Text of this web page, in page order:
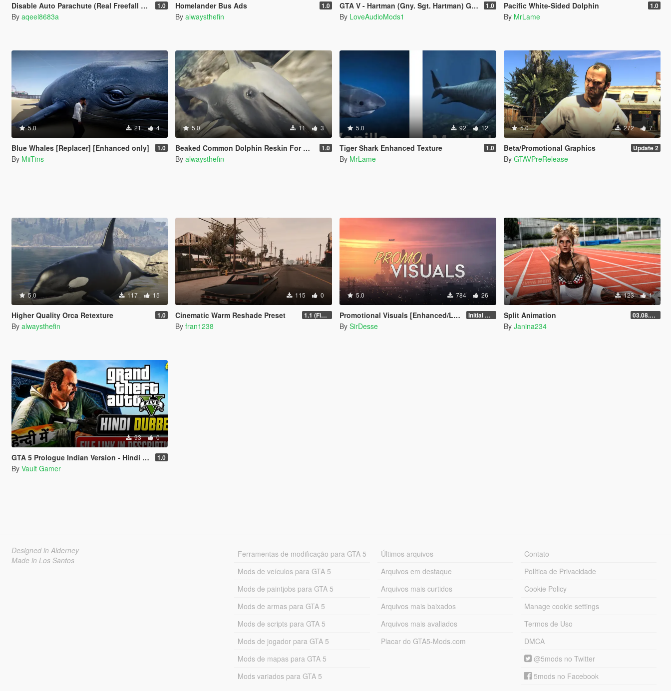
Disable Auto Parachute (Real Freefall Fix) 1.0
By aqeel8683a
Homelander Bus Ads 1.0
By alwaysthefin
GTA V - Hartman (Gny. Sgt. Hartman) German 1.0
By LoveAudioMods1
Pacific White-Sided Dolphin 1.0
By MrLame
5.0 21 4
Blue Whales [Replacer] [Enhanced only] 1.0
By MiiTins
5.0 11 3
Beaked Common Dolphin Reskin For Dolphin 1.0
By alwaysthefin
5.0 92 12
Tiger Shark Enhanced Texture 1.0
By MrLame
5.0 272 7
Beta/Promotional Graphics Update 2
By GTAVPreRelease
5.0 117 15
Higher Quality Orca Retexture 1.0
By alwaysthefin
115 0
Cinematic Warm Reshade Preset 1.1 (Final)
By fran1238
5.0 784 26
Promotional Visuals [Enhanced/Legacy] Initial Release
By SirDesse
123 1
Split Animation 03.08.2026
By Janina234
93 0
GTA 5 Prologue Indian Version - Hindi Dubbed 1.0
By Vault Gamer
Designed in Alderney
Made in Los Santos
Ferramentas de modificação para GTA 5
Mods de veículos para GTA 5
Mods de paintjobs para GTA 5
Mods de armas para GTA 5
Mods de scripts para GTA 5
Mods de jogador para GTA 5
Mods de mapas para GTA 5
Mods variados para GTA 5
Últimos arquivos
Arquivos em destaque
Arquivos mais curtidos
Arquivos mais baixados
Arquivos mais avaliados
Placar do GTA5-Mods.com
Contato
Política de Privacidade
Cookie Policy
Manage cookie settings
Termos de Uso
DMCA
@5mods no Twitter
5mods no Facebook